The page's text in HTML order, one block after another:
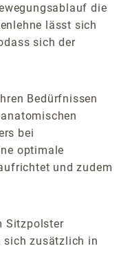
die
lässt sich
sich der
Bedürfnissen
bei
optimale
und zudem
Sitzpolster
sich zusätzlich in